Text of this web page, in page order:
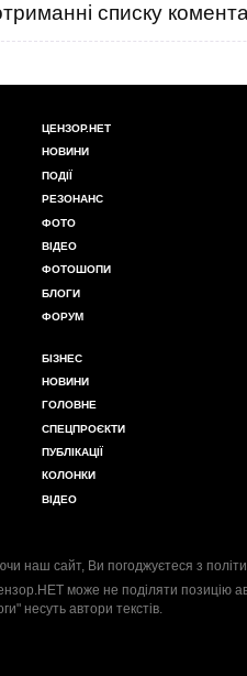
списку
ЦЕНЗОР.НЕТ
НОВИНИ
ПОДІЇ
РЕЗОНАНС
ФОТО
ВІДЕО
ФОТОШОПИ
БЛОГИ
ФОРУМ
БІЗНЕС
НОВИНИ
ГОЛОВНЕ
СПЕЦПРОЄКТИ
ПУБЛІКАЦІЇ
КОЛОНКИ
ВІДЕО
наш сайт, Ви погоджуєтеся з
може не поділяти позицію
несуть автори текстів.